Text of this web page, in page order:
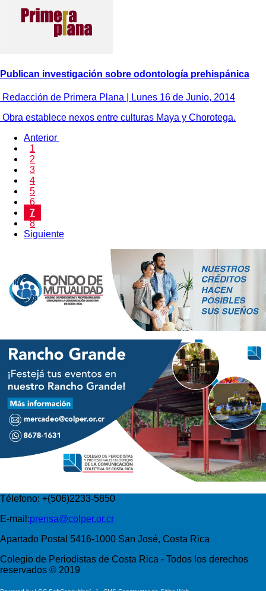
Publican investigación sobre odontología prehispánica
Redacción de Primera Plana |
Lunes 16 de Junio, 2014
Obra establece nexos entre culturas Maya y Chorotega.
Anterior
1
2
3
4
5
6
7
8
Siguiente
Télefono: +(506)2233-5850
E-mail:prensa@colper.or.cr
Apartado Postal 5416-1000 San José, Costa Rica
Colegio de Periodistas de Costa Rica - Todos los derechos
reservados © 2019